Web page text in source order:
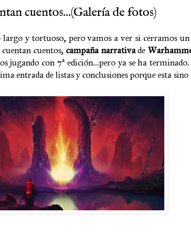
cuentos...(Galería de fotos)
y tortuoso, pero vamos a ver si cerramos
cuentos, campaña narrativade
jugando con 7ª edición...pero ya se ha
entrada de listas y conclusiones porque esta sino